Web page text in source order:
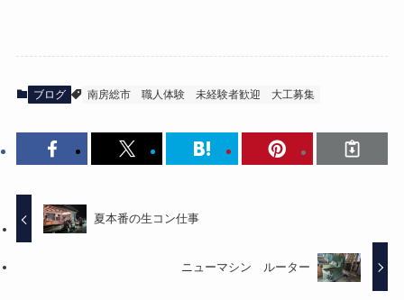
ブログ 南房総市 職人体験 未経験者歓迎 大工募集
夏本番の生コン仕事
ニューマシン ルーター